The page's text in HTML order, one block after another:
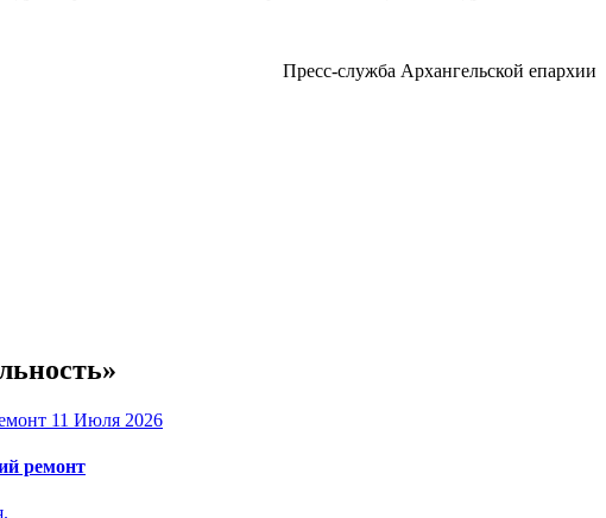
Пресс-служба Архангельской епархии
11 Июля 2026
ремонт